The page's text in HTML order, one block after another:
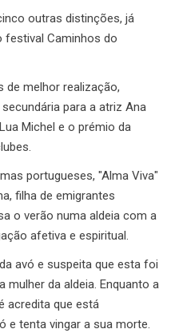
outras distinções, já
festival Caminhos do
de melhor realização,
para a atriz Ana
Michel e o prémio da
portugueses, "Alma Viva"
filha de emigrantes
o verão numa aldeia com a
afetiva e espiritual.
avó e suspeita que esta foi
mulher da aldeia. Enquanto a
acredita que está
e tenta vingar a sua morte.